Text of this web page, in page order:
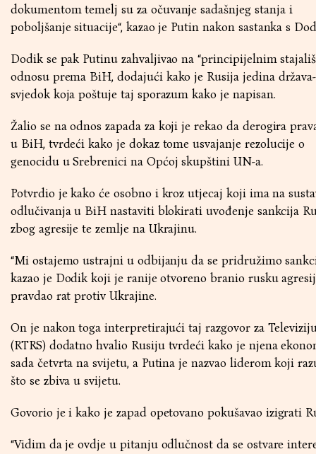
dokumentom temelj su za očuvanje sadašnjeg stanja i
poboljšanje situacije“, kazao je Putin nakon sastanka s
Dodik se pak Putinu zahvaljivao na “principijelnim
odnosu prema BiH, dodajući kako je Rusija jedina država-
svjedok koja poštuje taj sporazum kako je napisan.
Žalio se na odnos zapada za koji je rekao da derogira
u BiH, tvrdeći kako je dokaz tome usvajanje rezolucije o
genocidu u Srebrenici na Općoj skupštini UN-a.
Potvrdio je kako će osobno i kroz utjecaj koji ima na
odlučivanja u BiH nastaviti blokirati uvođenje sankcija
zbog agresije te zemlje na Ukrajinu.
“Mi ostajemo ustrajni u odbijanju da se pridružimo
kazao je Dodik koji je ranije otvoreno branio rusku
pravdao rat protiv Ukrajine.
On je nakon toga interpretirajući taj razgovor za
(RTRS) dodatno hvalio Rusiju tvrdeći kako je njena
sada četvrta na svijetu, a Putina je nazvao liderom koji
što se zbiva u svijetu.
Govorio je i kako je zapad opetovano pokušavao izigrati
“Vidim da je ovdje u pitanju odlučnost da se ostvare